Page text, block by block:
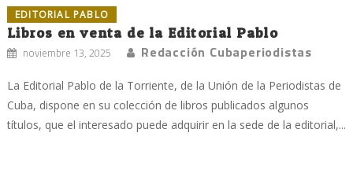
EDITORIAL PABLO
Libros en venta de la Editorial Pablo
noviembre 13, 2025 Redacción Cubaperiodistas
La Editorial Pablo de la Torriente, de la Unión de la Periodistas de
Cuba, dispone en su colección de libros publicados algunos
títulos, que el interesado puede adquirir en la sede de la editorial,...